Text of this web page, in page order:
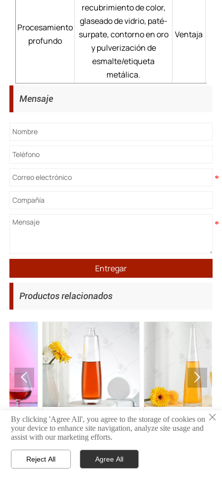
Procesamiento
profundo
recubrimiento de color,
glaseado de vidrio, paté-
surpate, contorno en oro
y pulverización de
esmalte/etiqueta
metálica.
Ventaja
Mensaje
Entregar
Productos relacionados
35 34
 
 
×
By clicking 'Agree All', you agree to the storage of cookies on
your device to enhance site navigation, analyze site usage and
assist with our marketing efforts.
Reject All Agree All